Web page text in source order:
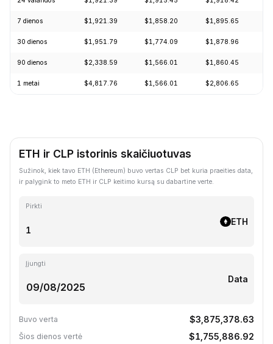
7 dienos $1,921.39 $1,858.20 $1,895.65
30 dienos $1,951.79 $1,774.09 $1,878.96
90 dienos $2,338.59 $1,566.01 $1,860.45
1 metai $4,817.76 $1,566.01 $2,806.65
ETH ir CLP istorinis skaičiuotuvas
Sužinok, kiek tavo ETH (Ethereum) buvo vertas CLP bet kuria praeities data,
ir palygink to meto ETH ir CLP keitimo kursą su dabartine verte.
Pirkti
ETH
Įjungti
Data
Buvo verta $3,875,378.63
Šios dienos vertė $1,755,886.92